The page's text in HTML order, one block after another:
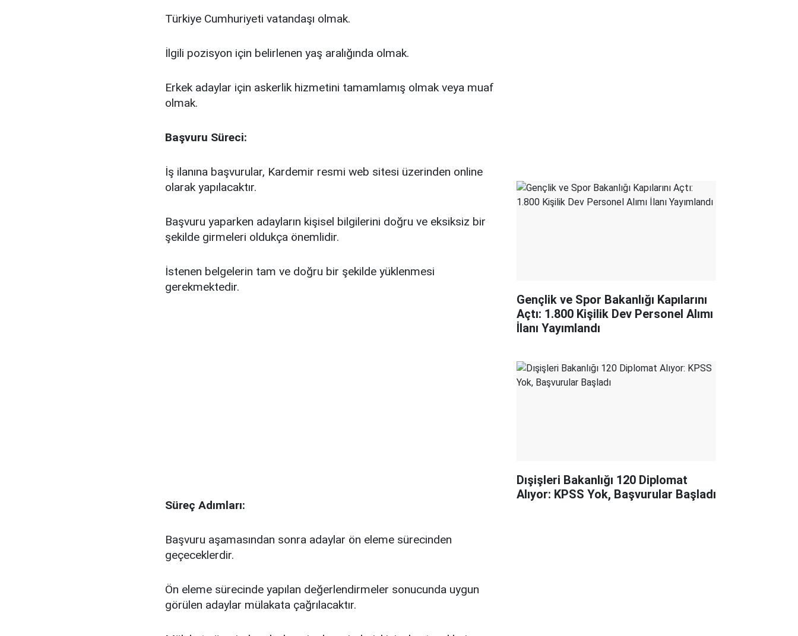
Türkiye Cumhuriyeti vatandaşı olmak.
İlgili pozisyon için belirlenen yaş aralığında olmak.
Erkek adaylar için askerlik hizmetini tamamlamış olmak veya muaf
olmak.
Başvuru Süreci:
İş ilanına başvurular, Kardemir resmi web sitesi üzerinden online
olarak yapılacaktır.
Başvuru yaparken adayların kişisel bilgilerini doğru ve eksiksiz bir
şekilde girmeleri oldukça önemlidir.
İstenen belgelerin tam ve doğru bir şekilde yüklenmesi
gerekmektedir.
Süreç Adımları:
Başvuru aşamasından sonra adaylar ön eleme sürecinden
geçeceklerdir.
Ön eleme sürecinde yapılan değerlendirmeler sonucunda uygun
görülen adaylar mülakata çağrılacaktır.
Gençlik ve Spor Bakanlığı Kapılarını
Açtı: 1.800 Kişilik Dev Personel Alımı
İlanı Yayımlandı
Dışişleri Bakanlığı 120 Diplomat
Alıyor: KPSS Yok, Başvurular Başladı